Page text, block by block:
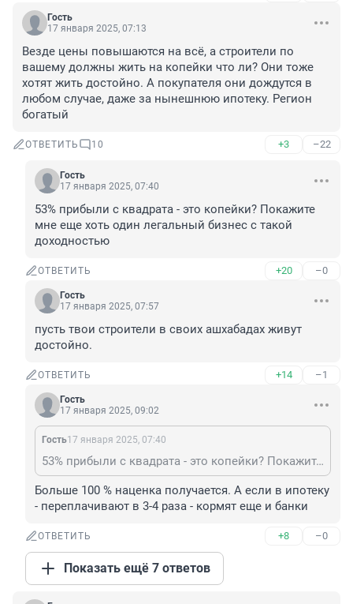
Гость
17 января 2025, 07:13
Везде цены повышаются на всё, а строители по
вашему должны жить на копейки что ли? Они тоже
хотят жить достойно. А покупателя они дождутся в
любом случае, даже за нынешнюю ипотеку. Регион
богатый
ОТВЕТИТЬ 10 +3 –22
Гость
17 января 2025, 07:40
53% прибыли с квадрата - это копейки? Покажите
мне еще хоть один легальный бизнес с такой
доходностью
ОТВЕТИТЬ +20 –0
Гость
17 января 2025, 07:57
пусть твои строители в своих ашхабадах живут
достойно.
ОТВЕТИТЬ +14 –1
Гость
17 января 2025, 09:02
Гость17 января 2025, 07:40
53% прибыли с квадрата - это копейки? Покажите мне еще хоть один легальный бизнес с такой доходностью
Больше 100 % наценка получается. А если в ипотеку
- переплачивают в 3-4 раза - кормят еще и банки
ОТВЕТИТЬ +8 –0
Показать ещё 7 ответов